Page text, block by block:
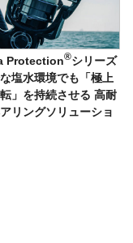
Protection®シリーズ
塩水環境でも「極上
」を持続させる 高耐
リングソリューショ